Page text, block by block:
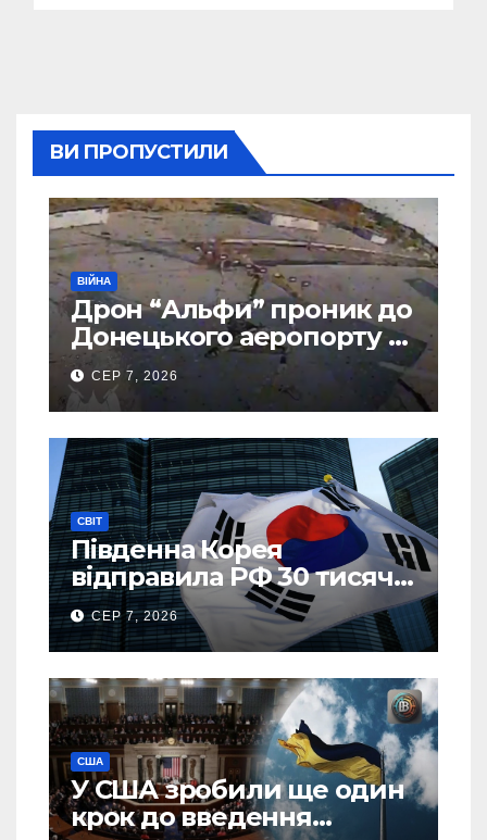
ВИ ПРОПУСТИЛИ
ВІЙНА
Дрон “Альфи” проник до
Донецького аеропорту та
спалив “Шахед” ще до
запуску
СЕР 7, 2026
СВІТ
Південна Корея
відправила РФ 30 тисяч
тонн авіапалива
СЕР 7, 2026
США
У США зробили ще один
крок до введення